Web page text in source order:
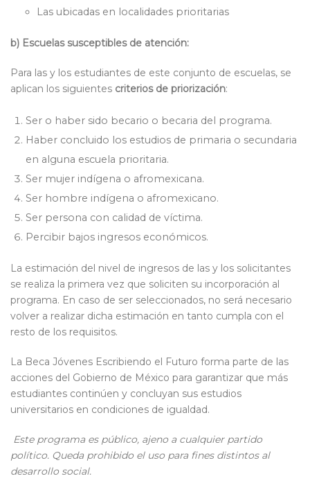
Las ubicadas en localidades prioritarias
b) Escuelas susceptibles de atención:
Para las y los estudiantes de este conjunto de escuelas, se
aplican los siguientes criterios de priorización:
Ser o haber sido becario o becaria del programa.
Haber concluido los estudios de primaria o secundaria
en alguna escuela prioritaria.
Ser mujer indígena o afromexicana.
Ser hombre indígena o afromexicano.
Ser persona con calidad de víctima.
Percibir bajos ingresos económicos.
La estimación del nivel de ingresos de las y los solicitantes
se realiza la primera vez que soliciten su incorporación al
programa. En caso de ser seleccionados, no será necesario
volver a realizar dicha estimación en tanto cumpla con el
resto de los requisitos.
La Beca Jóvenes Escribiendo el Futuro forma parte de las
acciones del Gobierno de México para garantizar que más
estudiantes continúen y concluyan sus estudios
universitarios en condiciones de igualdad.
Este programa es público, ajeno a cualquier partido
político. Queda prohibido el uso para fines distintos al
desarrollo social.